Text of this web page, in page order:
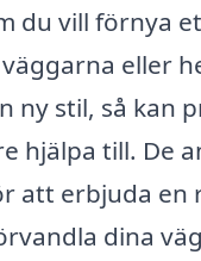
du vill förnya
eller
ny stil, så kan
hjälpa till. De
att erbjuda en
dina